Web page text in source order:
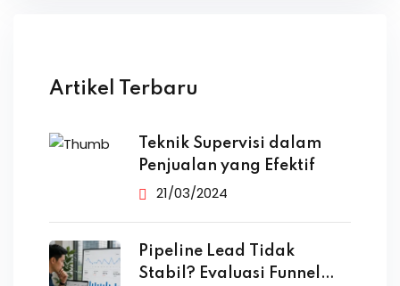
Artikel Terbaru
Teknik Supervisi dalam
Penjualan yang Efektif
21/03/2024
Pipeline Lead Tidak
Stabil? Evaluasi Funnel